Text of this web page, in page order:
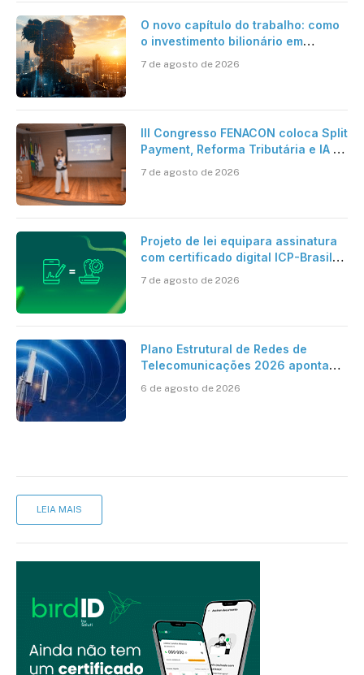
O novo capítulo do trabalho: como
o investimento bilionário em
verdadeira era da inteligência
7 de agosto de 2026
III Congresso FENACON coloca Split
Payment, Reforma Tributária e IA no
7 de agosto de 2026
Projeto de lei equipara assinatura
com certificado digital ICP-Brasil
cartório
7 de agosto de 2026
Plano Estrutural de Redes de
Telecomunicações 2026 aponta
mantém desafio
6 de agosto de 2026
LEIA MAIS